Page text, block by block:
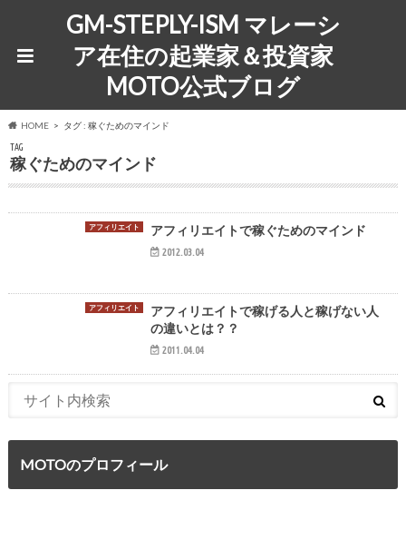
GM-STEPLY-ISM マレーシ
ア在住の起業家＆投資家
MOTO公式ブログ
HOME タグ : 稼ぐためのマインド
TAG
稼ぐためのマインド
アフィリエイト アフィリエイトで稼ぐためのマインド
2012.03.04
アフィリエイト
アフィリエイトで稼げる人と稼げない人
の違いとは？？
2011.04.04
MOTOのプロフィール